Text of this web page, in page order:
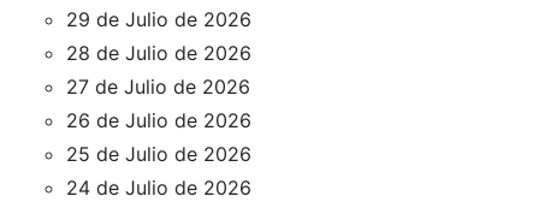
29 de Julio de 2026
28 de Julio de 2026
27 de Julio de 2026
26 de Julio de 2026
25 de Julio de 2026
24 de Julio de 2026